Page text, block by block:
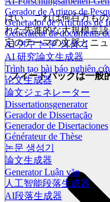
Gerador de Artigos de
Generador de Artículos de
Générateur de documents
AI 연구 논문 생성기
AI 研究論文生成器
Trình tạo bài báo nghiên
论文生成器
論文ジェネレーター
Dissertationsgenerator
Gerador de Dissertação
Generador de Disertaciones
Générateur de Thèse
논문 생성기
論文生成器
Generator Luận văn
人工智能段落生成器
AI段落生成器
はい。これは何百万も
れた先進的な大規模言
定のテーマの文脈とニ
フィードバックは一般